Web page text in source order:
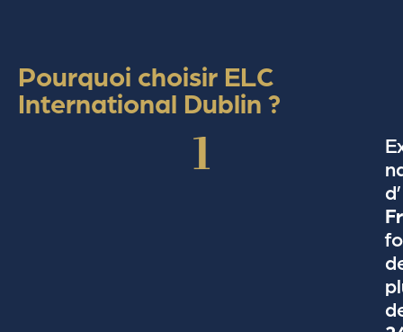
Pourquoi choisir ELC
International Dublin ?
1
d’